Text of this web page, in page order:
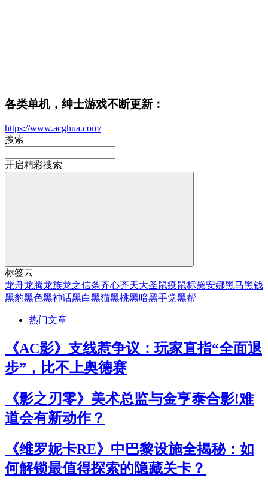
各类单机，绅士游戏不断更新：
https://www.acghua.com/
搜索
开启精彩搜索
标签云
龙舟龙腾龙族龙之信条齐心齐天大圣鼠疫鼠标黛安娜黑马黑钱
黑豹黑色黑神话黑白黑猫黑桃黑暗黑手党黑帮
热门文章
《AC影》支线惹争议：玩家直指“全面退
步”，比不上奥德赛
《影之刃零》美术总监与金亨泰合影!难
道会有新动作？
《维罗妮卡RE》中巴黎设施全揭秘：如
何解锁最值得探索的隐藏关卡？